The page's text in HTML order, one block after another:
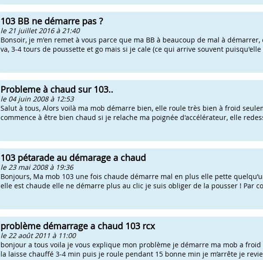
103 BB ne démarre pas ?
le 21 juillet 2016 à 21:40
Bonsoir, je m'en remet à vous parce que ma BB à beaucoup de mal à
va, 3-4 tours de poussette et go mais si je cale (ce qui arrive souvent
Probleme à chaud sur 103..
le 04 juin 2008 à 12:53
Salut à tous, Alors voilà ma mob démarre bien, elle roule très bien à froid
commence à être bien chaud si je relache ma poignée d'accélérateur, elle
103 pétarade au démarage a chaud
le 23 mai 2008 à 19:36
Bonjours, Ma mob 103 une fois chaude démarre mal en plus elle pette
elle est chaude elle ne démarre plus au clic je suis obliger de la pousser ! Par
problème démarrage a chaud 103 rcx
le 22 août 2011 à 11:00
bonjour a tous voila je vous explique mon problème je démarre ma mob a
la laisse chauffé 3-4 min puis je roule pendant 15 bonne min je m’arrête je